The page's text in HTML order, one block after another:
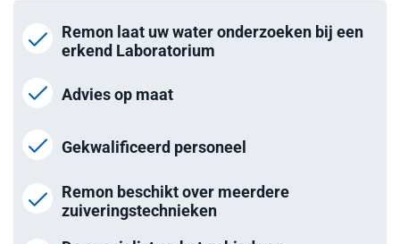
Remon laat uw water onderzoeken bij een
erkend Laboratorium
Advies op maat
Gekwalificeerd personeel
Remon beschikt over meerdere
zuiveringstechnieken